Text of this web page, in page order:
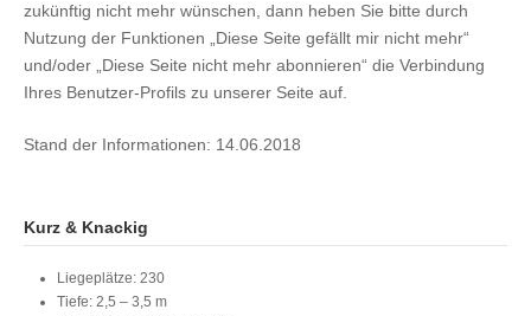
zukünftig nicht mehr wünschen, dann heben Sie bitte durch
Nutzung der Funktionen „Diese Seite gefällt mir nicht mehr“
und/oder „Diese Seite nicht mehr abonnieren“ die Verbindung
Ihres Benutzer-Profils zu unserer Seite auf.
Stand der Informationen: 14.06.2018
Kurz & Knackig
Liegeplätze: 230
Tiefe: 2,5 – 3,5 m